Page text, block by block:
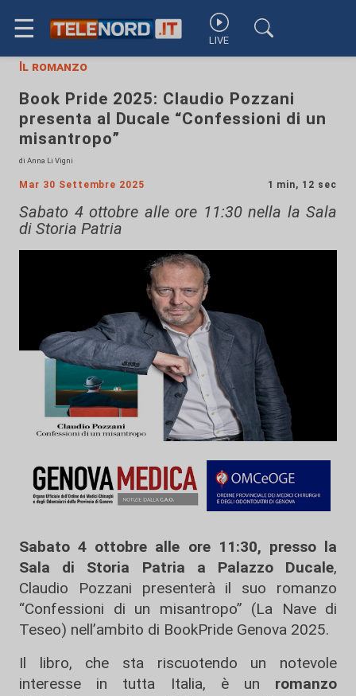
☰ LIVE
Il romanzo
Book Pride 2025: Claudio Pozzani
presenta al Ducale “Confessioni di un
misantropo”
di Anna Li Vigni
Mar 30 Settembre 2025 1 min, 12 sec
Sabato 4 ottobre alle ore 11:30 nella la Sala
di Storia Patria
Sabato 4 ottobre alle ore 11:30, presso la
Sala di Storia Patria a Palazzo Ducale,
Claudio Pozzani presenterà il suo romanzo
“Confessioni di un misantropo” (La Nave di
Teseo) nell’ambito di BookPride Genova 2025.
Il libro, che sta riscuotendo un notevole
interesse in tutta Italia, è un romanzo